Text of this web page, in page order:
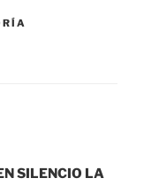
SILENCIO LA